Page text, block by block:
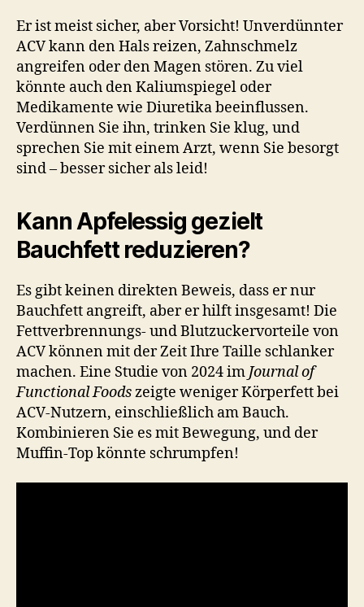
Er ist meist sicher, aber Vorsicht! Unverdünnter
ACV kann den Hals reizen, Zahnschmelz
angreifen oder den Magen stören. Zu viel
könnte auch den Kaliumspiegel oder
Medikamente wie Diuretika beeinflussen.
Verdünnen Sie ihn, trinken Sie klug, und
sprechen Sie mit einem Arzt, wenn Sie besorgt
sind – besser sicher als leid!
Kann Apfelessig gezielt
Bauchfett reduzieren?
Es gibt keinen direkten Beweis, dass er nur
Bauchfett angreift, aber er hilft insgesamt! Die
Fettverbrennungs- und Blutzuckervorteile von
ACV können mit der Zeit Ihre Taille schlanker
machen. Eine Studie von 2024 im Journal of
Functional Foodszeigte weniger Körperfett bei
ACV-Nutzern, einschließlich am Bauch.
Kombinieren Sie es mit Bewegung, und der
Muffin-Top könnte schrumpfen!